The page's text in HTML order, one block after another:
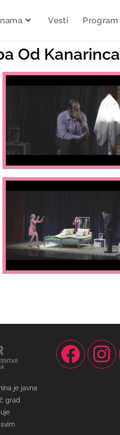
Vesti Program
Od Kanarinca
je javna
grad